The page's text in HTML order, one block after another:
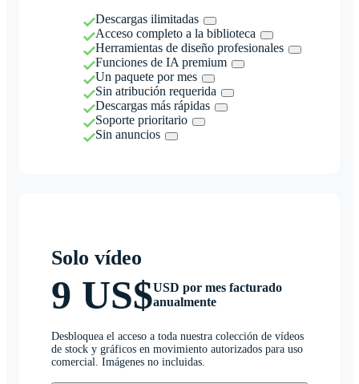
Descargas ilimitadas
Acceso completo a la biblioteca
Herramientas de diseño profesionales
Funciones de IA premium
Un paquete por mes
Sin atribución requerida
Descargas más rápidas
Soporte prioritario
Sin anuncios
Solo vídeo
9 US$USD por mes facturado
anualmente
Desbloquea el acceso a toda nuestra colección de vídeos
de stock y gráficos en movimiento autorizados para uso
comercial. Imágenes no incluidas.